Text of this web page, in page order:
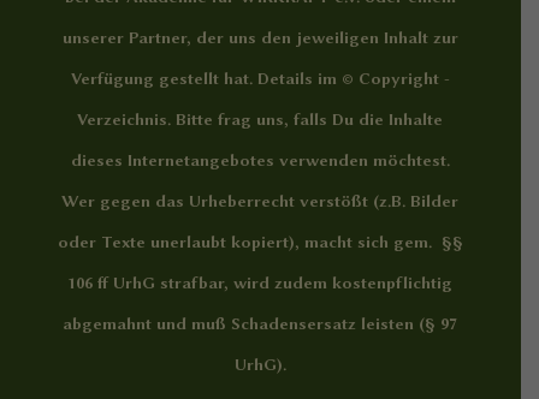
unserer Partner, der uns den jeweiligen Inhalt zur
Verfügung gestellt hat. Details im © Copyright -
Verzeichnis. Bitte frag uns, falls Du die Inhalte
dieses Internetangebotes verwenden möchtest.
Wer gegen das Urheberrecht verstößt (z.B. Bilder
oder Texte unerlaubt kopiert), macht sich gem. §§
106 ff UrhG strafbar, wird zudem kostenpflichtig
abgemahnt und muß Schadensersatz leisten (§ 97
UrhG).